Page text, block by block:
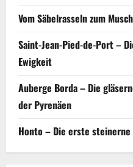
Vom Säbelrasseln zum
Saint-Jean-Pied-de-Port –
Ewigkeit
Auberge Borda – Die
der Pyrenäen
Honto – Die erste